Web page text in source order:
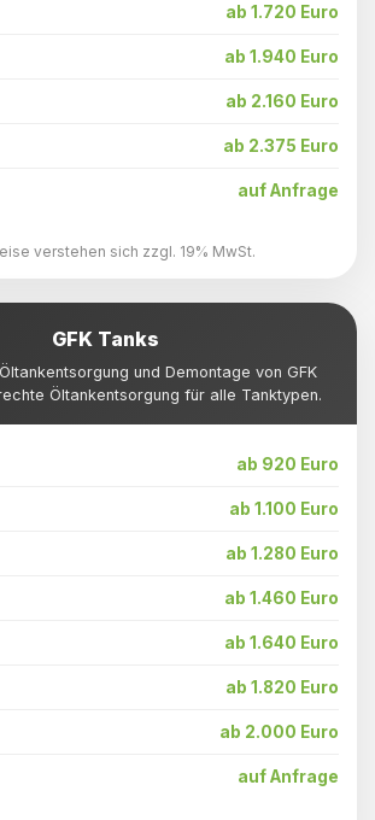
ab 1.720 Euro
ab 1.940 Euro
ab 2.160 Euro
ab 2.375 Euro
auf Anfrage
verstehen sich zzgl. 19% MwSt.
GFK Tanks
und Demontage von GFK
Öltankentsorgung für alle Tanktypen.
ab 920 Euro
ab 1.100 Euro
ab 1.280 Euro
ab 1.460 Euro
ab 1.640 Euro
ab 1.820 Euro
ab 2.000 Euro
auf Anfrage